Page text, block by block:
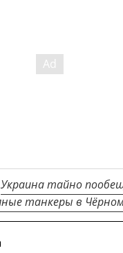
Украина тайно
танкеры в